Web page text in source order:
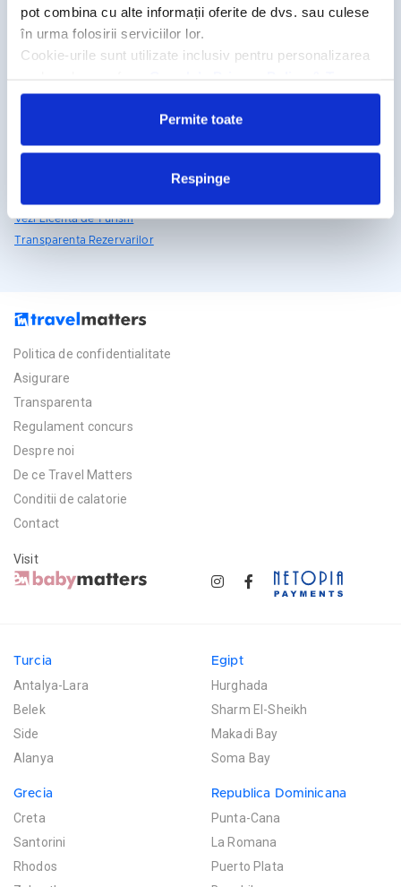
pot combina cu alte informații oferite de dvs. sau culese
în urma folosirii serviciilor lor.
Cookie-urile sunt utilizate inclusiv pentru personalizarea
Permite toate
Respinge
Detalii si rezervari
Licente TravelMatters
Vezi Licenta de Turism
Transparenta Rezervarilor
Politica de confidentialitate
Asigurare
Transparenta
Regulament concurs
Despre noi
De ce Travel Matters
Conditii de calatorie
Contact
Visit
Turcia
Antalya-Lara
Belek
Side
Alanya
Egipt
Hurghada
Sharm El-Sheikh
Makadi Bay
Soma Bay
Grecia
Creta
Santorini
Rhodos
Republica Dominicana
Punta-Cana
La Romana
Puerto Plata